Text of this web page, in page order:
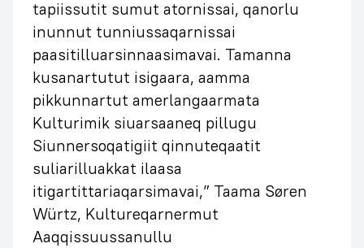
tapiissutit sumut atornissai, qanorlu
inunnut tunniussaqarnissai
paasitilluarsinnaasimavai. Tamanna
kusanartutut isigaara, aamma
pikkunnartut amerlangaarmata
Kulturimik siuarsaaneq pillugu
Siunnersoqatigiit qinnuteqaatit
suliarilluakkat ilaasa
itigartittariaqarsimavai,” Taama Søren
Würtz, Kultureqarnermut
Aaqqissuussanullu